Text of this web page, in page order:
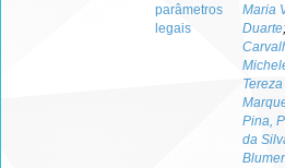
parâmetros
legais
Maria
Duarte;
Tereza
Pina,
da